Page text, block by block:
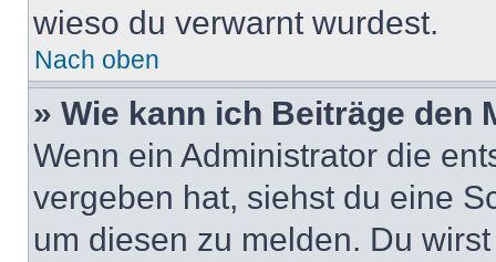
wieso du verwarnt wurdest.
Nach oben
» Wie kann ich Beiträge den
Wenn ein Administrator die
vergeben hat, siehst du eine
um diesen zu melden. Du